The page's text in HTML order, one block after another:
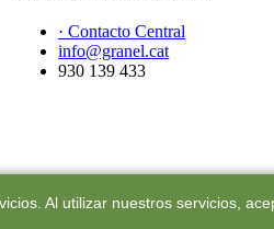
Al utilizar nuestros servicios,
· Contacto Central
info@granel.cat
930 139 433